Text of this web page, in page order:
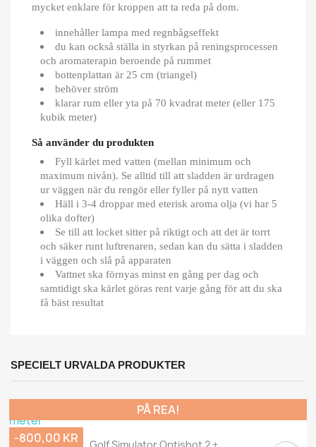
mycket enklare för kroppen att ta reda på dom.
innehåller lampa med regnbågseffekt
du kan också ställa in styrkan på reningsprocessen
och aromaterapin beroende på rummet
bottenplattan är 25 cm (triangel)
behöver ström
klarar rum eller yta på 70 kvadrat meter (eller 175
kubik meter)
Så använder du produkten
Fyll kärlet med vatten (mellan minimum och
maximum nivån). Se alltid till att sladden är urdragen
ur väggen när du rengör eller fyller på nytt vatten
Häll i 3-4 droppar med eterisk aroma olja (vi har 5
olika dofter)
Se till att locket sitter på riktigt och att det är torrt
och säker runt luftrenaren, sedan kan du sätta i sladden
i väggen och slå på apparaten
Vattnet ska förnyas minst en gång per dag och
samtidigt ska kärlet göras rent varje gång för att du ska
få bäst resultat
SPECIELT URVALDA PRODUKTER
Golf Simulator Optishot 2 +...
PÅ REA!
-800,00 KR